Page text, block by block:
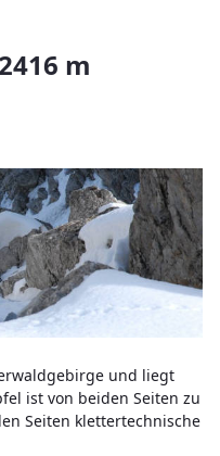
m
und liegt
ist von beiden Seiten zu
Seiten klettertechnische